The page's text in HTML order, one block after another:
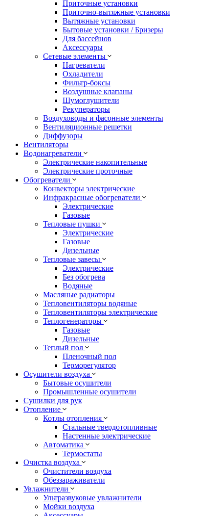
Приточные установки
Приточно-вытяжные установки
Вытяжные установки
Бытовые установки / Бризеры
Для бассейнов
Аксессуары
Сетевые элементы
Нагреватели
Охладители
Фильтр-боксы
Воздушные клапаны
Шумоглушители
Рекуператоры
Воздуховоды и фасонные элементы
Вентиляционные решетки
Диффузоры
Вентиляторы
Водонагреватели
Электрические накопительные
Электрические проточные
Обогреватели
Конвекторы электрические
Инфракрасные обогреватели
Электрические
Газовые
Тепловые пушки
Электрические
Газовые
Дизельные
Тепловые завесы
Электрические
Без обогрева
Водяные
Масляные радиаторы
Тепловентиляторы водяные
Тепловентиляторы электрические
Теплогенераторы
Газовые
Дизельные
Теплый пол
Пленочный пол
Терморегулятор
Осушители воздуха
Бытовые осушители
Промышленные осушители
Сушилки для рук
Отопление
Котлы отопления
Стальные твердотопливные
Настенные электрические
Автоматика
Термостаты
Очистка воздуха
Очистители воздуха
Обеззараживатели
Увлажнители
Ультразвуковые увлажнители
Мойки воздуха